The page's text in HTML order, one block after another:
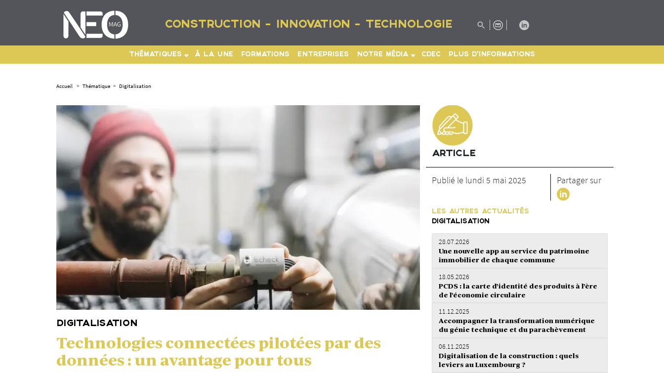
CONSTRUCTION - INNOVATION - TECHNOLOGIE
THÉMATIQUES À LA UNE FORMATIONS ENTREPRISES NOTRE MÉDIA CDEC PLUS D'INFORMATIONS
Accueil > Thématique > Digitalisation
DIGITALISATION
Technologies connectées pilotées par des
données : un avantage pour tous
ARTICLE
Publié le lundi 5 mai 2025 Partager sur
LES AUTRES ACTUALITÉS
DIGITALISATION
28.07.2026
Une nouvelle app au service du patrimoine
immobilier de chaque commune
18.05.2026
PCDS : la carte d’identité des produits à l’ère
de l’économie circulaire
11.12.2025
Accompagner la transformation numérique
du génie technique et du parachèvement
06.11.2025
Digitalisation de la construction : quels
leviers au Luxembourg ?